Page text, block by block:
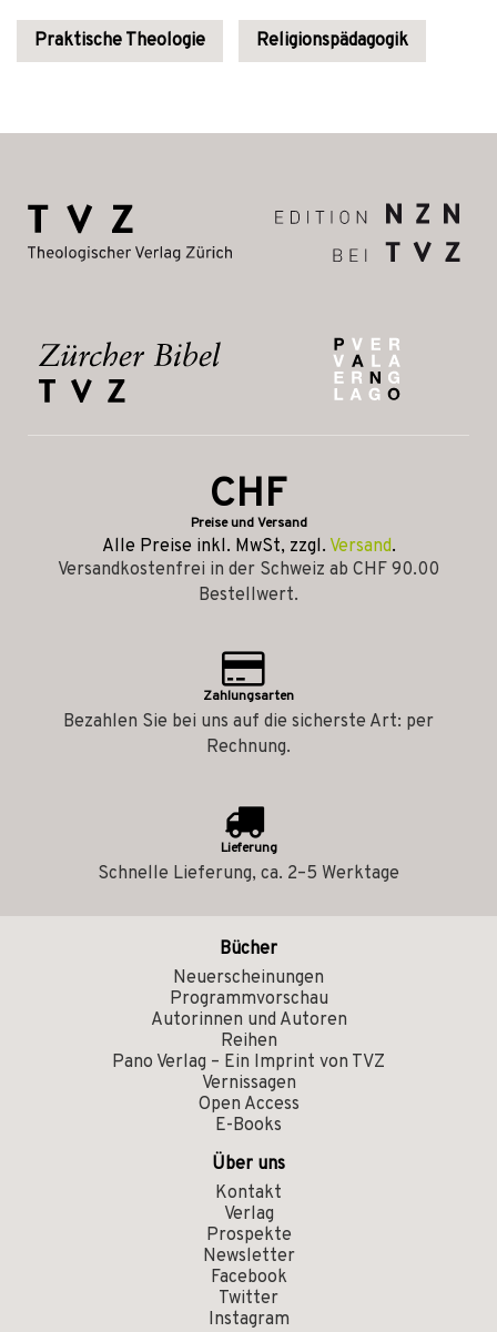
Praktische Theologie Religionspädagogik
CHF
Preise und Versand
Alle Preise inkl. MwSt, zzgl. Versand.
Versandkostenfrei in der Schweiz ab CHF 90.00
Bestellwert.
Zahlungsarten
Bezahlen Sie bei uns auf die sicherste Art: per
Rechnung.
Lieferung
Schnelle Lieferung, ca. 2–5 Werktage
Bücher
Neuerscheinungen
Programmvorschau
Autorinnen und Autoren
Reihen
Pano Verlag – Ein Imprint von TVZ
Vernissagen
Open Access
E-Books
Über uns
Kontakt
Verlag
Prospekte
Newsletter
Facebook
Twitter
Instagram